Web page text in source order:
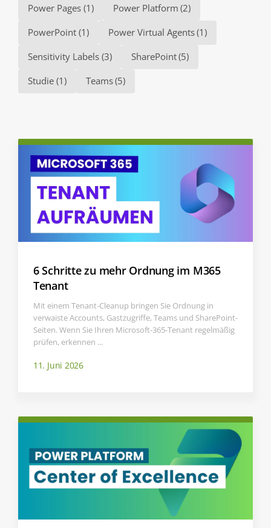
Power Pages (1) Power Platform (2)
PowerPoint (1) Power Virtual Agents(1)
Sensitivity Labels (3) SharePoint(5)
Studie (1) Teams(5)
6 Schritte zu mehr Ordnung im M365
Tenant
Mit einem Tenant-Cleanup bringen Sie Ordnung in
verwaiste Accounts, Gastzugriffe, Teams und SharePoint-
Seiten. Wenn Sie Ihren Microsoft-365-Tenant regelmäßig
prüfen, erkennen ...
11. Juni 2026